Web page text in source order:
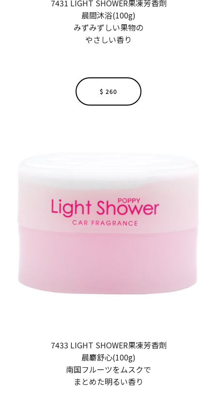
7431 LIGHT SHOWER果凍芳香劑
晨間沐浴(100g)
みずみずしい果物の
やさしい香り
$ 260
7433 LIGHT SHOWER果凍芳香劑
晨麝舒心(100g)
南国フルーツをムスクで
まとめた明るい香り